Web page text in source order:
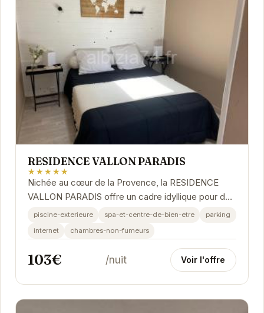
RESIDENCE VALLON PARADIS
★★★★★
Nichée au cœur de la Provence, la RESIDENCE
VALLON PARADIS offre un cadre idyllique pour des
vacances inoubliables. Ses installations
piscine-exterieure spa-et-centre-de-bien-etre
parking
internet
chambres-non-fumeurs
103€ /nuit Voir l'offre